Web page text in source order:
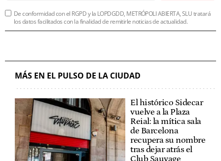
De conformidad con el RGPD y la LOPDGDD, METRÓPOLI ABIERTA, SLU tratará
los datos facilitados con la finalidad de remitirle noticias de actualidad.
MÁS EN EL PULSO DE LA CIUDAD
El histórico Sidecar
vuelve a la Plaza
Reial: la mítica sala
de Barcelona
recupera su nombre
tras dejar atrás el
Club Sauvage